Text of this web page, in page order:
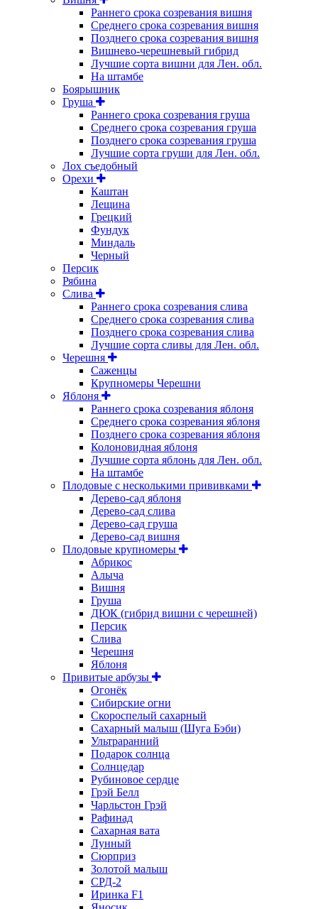
Раннего срока созревания вишня
Среднего срока созревания вишня
Позднего срока созревания вишня
Вишнево-черешневый гибрид
Лучшие сорта вишни для Лен. обл.
На штамбе
Боярышник
Груша
Раннего срока созревания груша
Среднего срока созревания груша
Позднего срока созревания груша
Лучшие сорта груши для Лен. обл.
Лох съедобный
Орехи
Каштан
Лещина
Грецкий
Фундук
Миндаль
Черный
Персик
Рябина
Слива
Раннего срока созревания слива
Среднего срока созревания слива
Позднего срока созревания слива
Лучшие сорта сливы для Лен. обл.
Черешня
Саженцы
Крупномеры Черешни
Яблоня
Раннего срока созревания яблоня
Среднего срока созревания яблоня
Позднего срока созревания яблоня
Колоновидная яблоня
Лучшие сорта яблонь для Лен. обл.
На штамбе
Плодовые с несколькими прививками
Дерево-сад яблоня
Дерево-сад слива
Дерево-сад груша
Дерево-сад вишня
Плодовые крупномеры
Абрикос
Алыча
Вишня
Груша
ДЮК (гибрид вишни с черешней)
Персик
Слива
Черешня
Яблоня
Привитые арбузы
Огонёк
Сибирские огни
Скороспелый сахарный
Сахарный малыш (Шуга Бэби)
Ультраранний
Подарок солнца
Солнцедар
Рубиновое сердце
Грэй Белл
Чарльстон Грэй
Рафинад
Сахарная вата
Лунный
Сюрприз
Золотой малыш
СРД-2
Иринка F1